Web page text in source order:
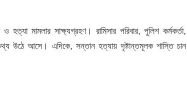
মামলার সাক্ষ্যগ্রহণ। রামিসার পরিবার, পুলিশ কর্মকর্তা,
উঠে আসে। এদিকে, সন্তান হত্যায় দৃষ্টান্তমূলক শাস্তি চান